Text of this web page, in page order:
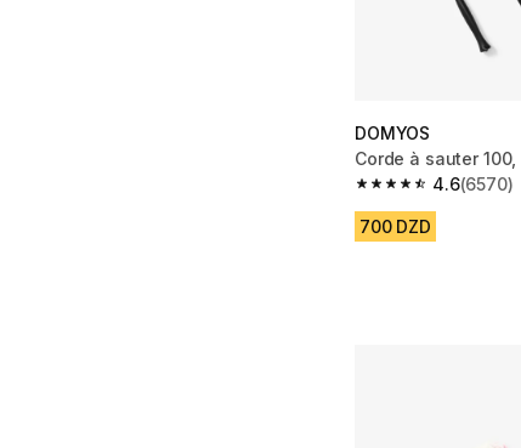
DOMYOS
Corde à sauter
4.6
4.6 out of 5 stars
(6570)
700 DZD